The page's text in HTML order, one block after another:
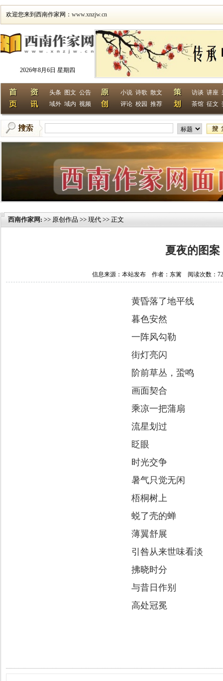
欢迎您来到西南作家网： www.xnzjw.cn
2026年8月6日 星期四
头条 图文 公告
域外 域内 视频
小说 诗歌 散文
评论 校园 推荐
访谈 讲座
茶馆 征文
西南作家网 : >> 原创作品 >> 现代 >> 正文
夏夜的图案
信息来源：本站发布 作者：东篱 阅读次数：
黄昏落了地平线
暮色安然
一阵风勾勒
街灯亮闪
阶前草丛，蛩鸣
画面契合
乘凉一把蒲扇
流星划过
眨眼
时光交争
暑气只觉无闲
梧桐树上
蜕了壳的蝉
薄翼舒展
引咎从来世味看淡
拂晓时分
与昔日作别
高处冠冕